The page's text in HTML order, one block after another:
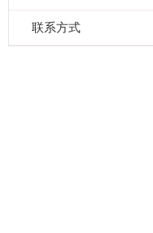
联系方式